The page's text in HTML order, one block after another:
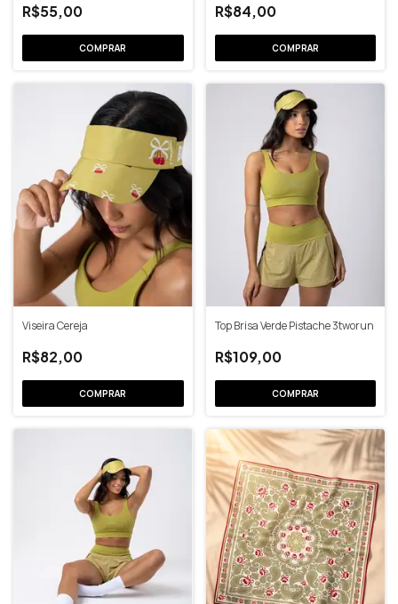
R$55,00
COMPRAR
R$84,00
Viseira Cereja
R$82,00
Top Brisa Verde Pistache 3tworun
R$109,00
COMPRAR